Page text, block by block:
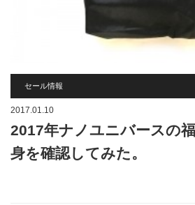
セール情報
2017.01.10
2017年ナノユニバースの
身を確認してみた。